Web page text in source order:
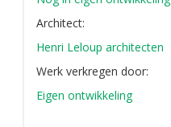
Architect:
Henri Leloup architecten
Werk verkregen door:
Eigen ontwikkeling